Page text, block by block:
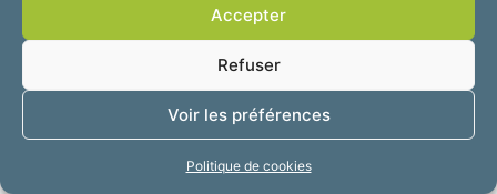
Accepter
Refuser
Voir les préférences
Politique de cookies